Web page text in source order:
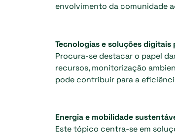
envolvimento da comunidade
Tecnologias e soluções digitais
Procura-se destacar o papel
recursos, monitorização
pode contribuir para a
Energia e mobilidade
Este tópico centra-se em